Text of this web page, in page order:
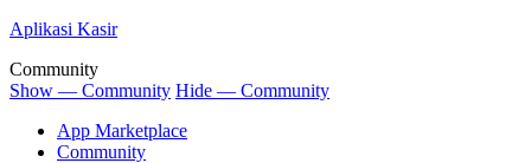
Aplikasi Kasir
Community
Show — Community Hide — Community
App Marketplace
Community